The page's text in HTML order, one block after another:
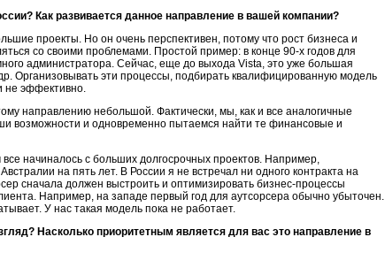
Как развивается данное направление в вашей компании?
проекты. Но он очень перспективен, потому что рост бизнеса и
со своими проблемами. Простой пример: в конце 90-х годов для
администратора. Сейчас, еще до выхода Vista, это уже большая
Организовывать эти процессы, подбирать квалифицированную модель
не эффективно.
направлению небольшой. Фактически, мы, как и все аналогичные
возможности и одновременно пытаемся найти те финансовые и
начиналось с больших долгосрочных проектов. Например,
на пять лет. В России я не встречал ни одного контракта на
сначала должен выстроить и оптимизировать бизнес-процессы
Например, на западе первый год для аутсорсера обычно убыточен.
У нас такая модель пока не работает.
Насколько приоритетным является для вас это направление в